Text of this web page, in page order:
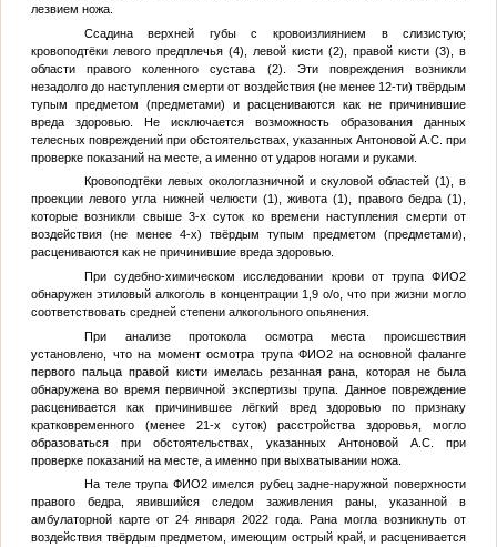
лезвием ножа.
Ссадина верхней губы с кровоизлиянием в слизистую;
кровоподтёки левого предплечья (4), левой кисти (2), правой кисти (3), в
области правого коленного сустава (2). Эти повреждения возникли
незадолго до наступления смерти от воздействия (не менее 12-ти) твёрдым
тупым предметом (предметами) и расцениваются как не причинившие
вреда здоровью. Не исключается возможность образования данных
телесных повреждений при обстоятельствах, указанных Антоновой А.С. при
проверке показаний на месте, а именно от ударов ногами и руками.
Кровоподтёки левых окологлазничной и скуловой областей (1), в
проекции левого угла нижней челюсти (1), живота (1), правого бедра (1),
которые возникли свыше 3-х суток ко времени наступления смерти от
воздействия (не менее 4-х) твёрдым тупым предметом (предметами),
расцениваются как не причинившие вреда здоровью.
При судебно-химическом исследовании крови от трупаФИО2
обнаружен этиловый алкоголь в концентрации 1,9 о/о, что при жизни могло
соответствовать средней степени алкогольного опьянения.
При анализе протокола осмотра места происшествия
установлено, что на момент осмотра трупаФИО2 на основной фаланге
первого пальца правой кисти имелась резанная рана, которая не была
обнаружена во время первичной экспертизы трупа. Данное повреждение
расценивается как причинившее лёгкий вред здоровью по признаку
кратковременного (менее 21-х суток) расстройства здоровья, могло
образоваться при обстоятельствах, указанных Антоновой А.С. при
проверке показаний на месте, а именно при выхватывании ножа.
На теле трупа ФИО2имелся рубец задне-наружной поверхности
правого бедра, явившийся следом заживления раны, указанной в
амбулаторной карте от 24 января 2022 года. Рана могла возникнуть от
воздействия твёрдым предметом, имеющим острый край, и расценивается